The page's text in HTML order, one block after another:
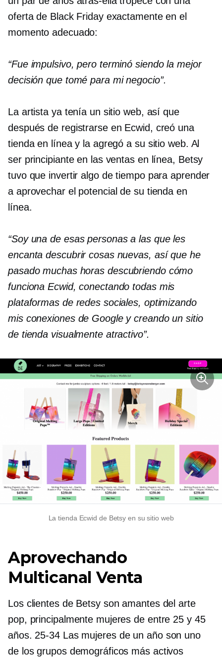
oferta de Black Friday exactamente en el
momento adecuado:
“Fue impulsivo, pero terminó siendo la mejor
decisión que tomé para mi negocio”.
La artista ya tenía un sitio web, así que
después de registrarse en Ecwid, creó una
tienda en línea y la agregó a su sitio web. Al
ser principiante en las ventas en línea, Betsy
tuvo que invertir algo de tiempo para aprender
a aprovechar el potencial de su tienda en
línea.
“Soy una de esas personas a las que les
encanta descubrir cosas nuevas, así que he
pasado muchas horas descubriendo cómo
funciona Ecwid, conectando todas mis
plataformas de redes sociales, optimizando
mis conexiones de Google y creando un sitio
de tienda visualmente atractivo”.
La tienda Ecwid de Betsy en su sitio web
Aprovechando
Multicanal Venta
Los clientes de Betsy son amantes del arte
pop, principalmente mujeres de entre 25 y 45
años. 25-34Las mujeres de un año son uno
de los grupos demográficos más activos